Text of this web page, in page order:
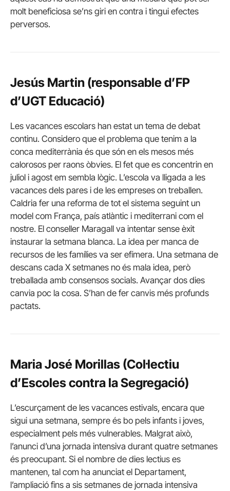
molt beneficiosa se’ns giri en contra i tingui efectes
perversos.
Jesús Martin (responsable d’FP
d’UGT Educació)
Les vacances escolars han estat un tema de debat
continu. Considero que el problema que tenim a la
conca mediterrània és que són en els mesos més
calorosos per raons òbvies. El fet que es concentrin en
juliol i agost em sembla lògic. L’escola va lligada a les
vacances dels pares i de les empreses on treballen.
Caldria fer una reforma de tot el sistema seguint un
model com França, país atlàntic i mediterrani com el
nostre. El conseller Maragall va intentar sense èxit
instaurar la setmana blanca. La idea per manca de
recursos de les famílies va ser efímera. Una setmana de
descans cada X setmanes no és mala idea, però
treballada amb consensos socials. Avançar dos dies
canvia poc la cosa. S’han de fer canvis més profunds
pactats.
Maria José Morillas (Col·lectiu
d’Escoles contra la Segregació)
L’escurçament de les vacances estivals, encara que
sigui una setmana, sempre és bo pels infants i joves,
especialment pels més vulnerables. Malgrat això,
l’anunci d’una jornada intensiva durant quatre setmanes
és preocupant. Si el nombre de dies lectius es
mantenen, tal com ha anunciat el Departament,
l’ampliació fins a sis setmanes de jornada intensiva